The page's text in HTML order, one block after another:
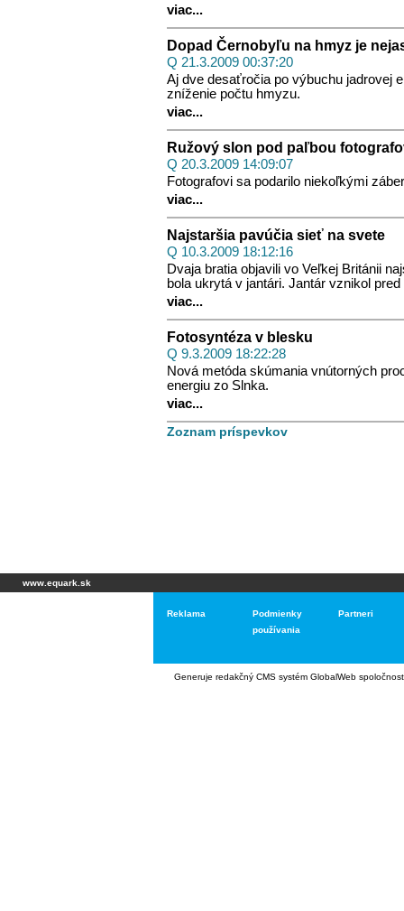
viac...
Dopad Černobyľu na hmyz je
Q 21.3.2009 00:37:20
Aj dve desaťročia po výbuchu jadrovej
zníženie počtu hmyzu.
viac...
Ružový slon pod paľbou
Q 20.3.2009 14:09:07
Fotografovi sa podarilo niekoľkými
viac...
Najstaršia pavúčia sieť na svete
Q 10.3.2009 18:12:16
Dvaja bratia objavili vo Veľkej Británii
bola ukrytá v jantári. Jantár vznikol
viac...
Fotosyntéza v blesku
Q 9.3.2009 18:22:28
Nová metóda skúmania vnútorných
energiu zo Slnka.
viac...
Zoznam príspevkov
www.equark.sk
Reklama
Podmienky
používania
Partneri
Generuje redakčný CMS systém GlobalWeb